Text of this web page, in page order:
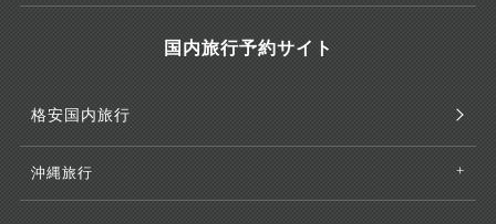
国内旅行予約サイト
格安国内旅行
沖縄旅行